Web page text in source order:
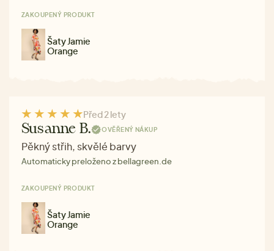
ZAKOUPENÝ PRODUKT
Šaty Jamie
Orange
Před 2 lety
Susanne B. OVĚŘENÝ NÁKUP
Pěkný střih, skvělé barvy
Automaticky preloženo z bellagreen.de
ZAKOUPENÝ PRODUKT
Šaty Jamie
Orange